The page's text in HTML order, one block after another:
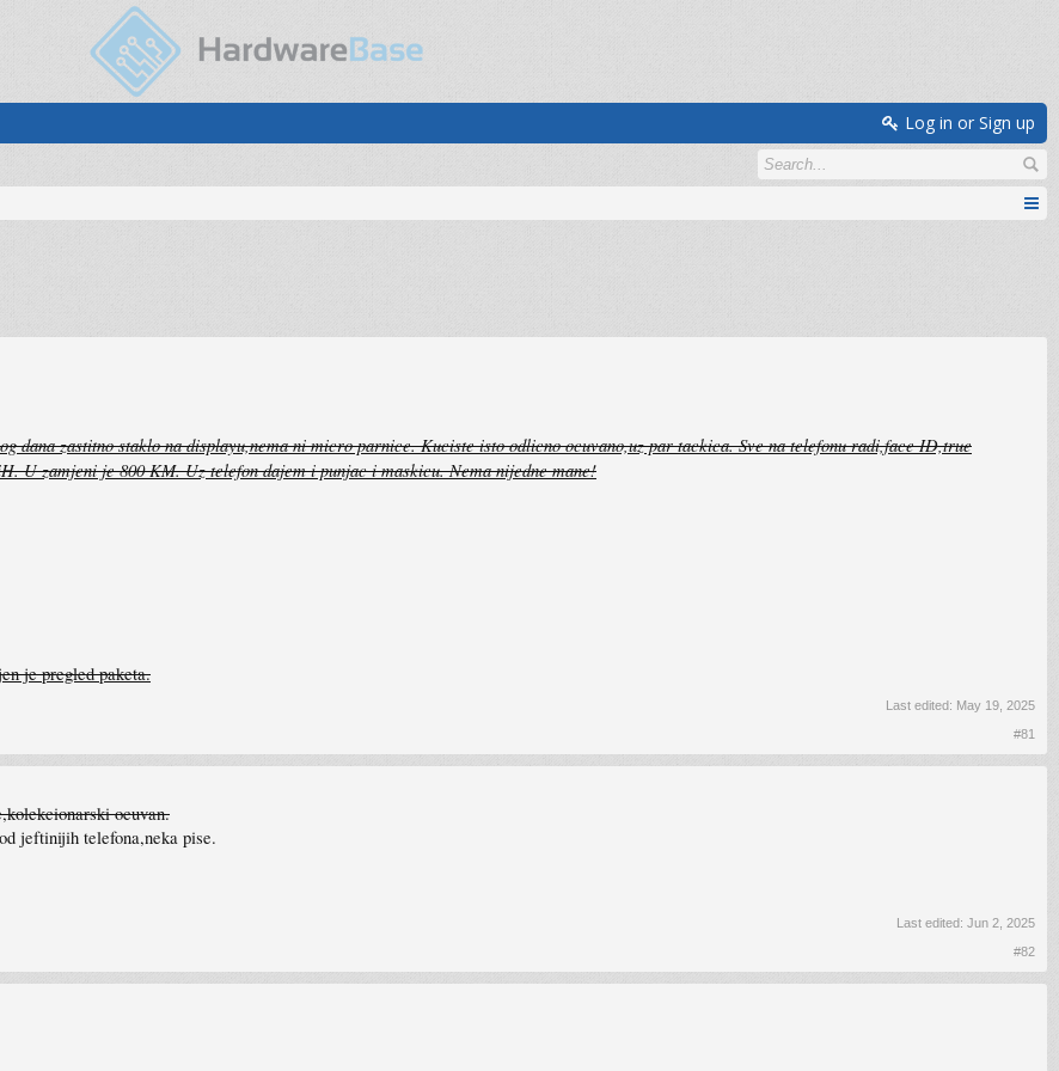
Log in or Sign up
dana zastitno staklo na displayu,nema ni micro parnice. Kuciste isto odlicno ocuvano,uz par tackica. Sve na telefonu radi,face ID,true
U zamjeni je 800 KM. Uz telefon dajem i punjac i maskicu. Nema nijedne mane!
je pregled paketa.
Last edited: May 19, 2025
#81
ocuvan.
jeftinijih telefona,neka pise.
Last edited: Jun 2, 2025
#82